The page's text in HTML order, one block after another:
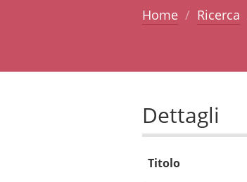
Home Ricerca
Dettagli
Titolo